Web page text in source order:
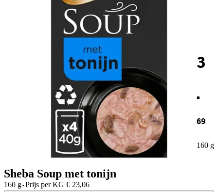
3
.
69
160 g
Sheba Soup met tonijn
160 g·Prijs per KG € 23,06